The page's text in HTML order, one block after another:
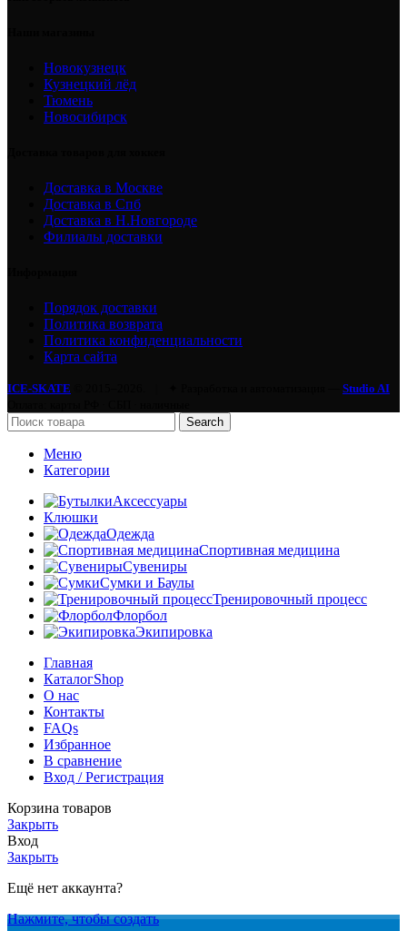
Новокузнецк
Кузнецкий лёд
Тюмень
Новосибирск
Доставка в Москве
Доставка в Спб
Доставка в Н.Новгороде
Филиалы доставки
Порядок доставки
Политика возврата
Политика конфиденциальности
Карта сайта
ICE-SKATE
Studio AI
Search
Меню
Категории
Аксессуары
Клюшки
Одежда
Спортивная медицина
Сувениры
Сумки и Баулы
Тренировочный процесс
Флорбол
Экипировка
Главная
КаталогShop
О нас
Контакты
FAQs
Избранное
В сравнение
Вход / Регистрация
Корзина товаров
Закрыть
Вход
Закрыть
Ещё нет аккаунта?
Нажмите, чтобы создать